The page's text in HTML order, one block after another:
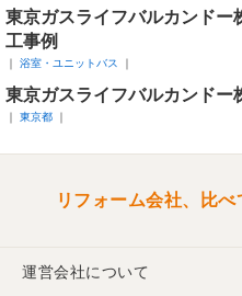
東京ガスライフバルカンドー
工事例
浴室・ユニットバス
東京ガスライフバルカンドー
東京都
リフォーム会社、比
運営会社について